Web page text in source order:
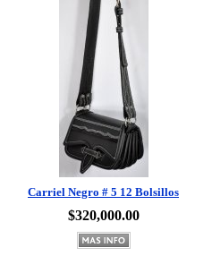
Carriel Negro # 5 12 Bolsillos
$320,000.00